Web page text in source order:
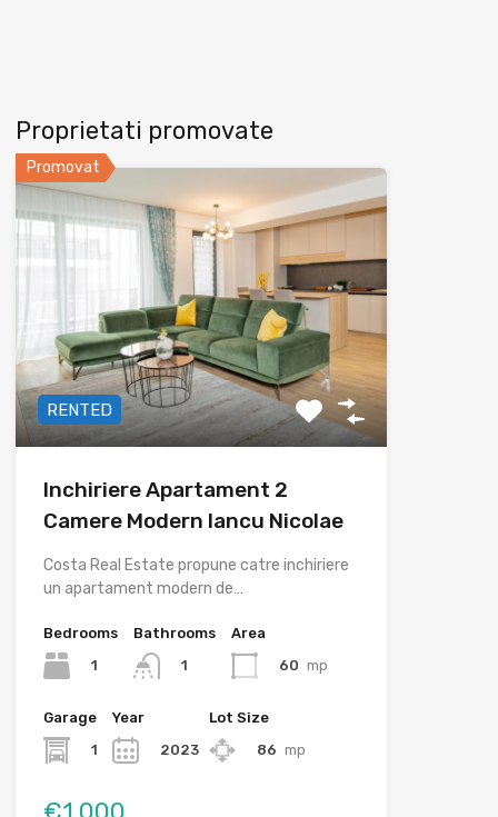
Proprietati promovate
Promovat
RENTED
Inchiriere Apartament 2
Camere Modern Iancu Nicolae
Costa Real Estate propune catre inchiriere
un apartament modern de…
Bedrooms
1
Bathrooms
1
Area
60 mp
Garage
1
Year
2023
Lot Size
86 mp